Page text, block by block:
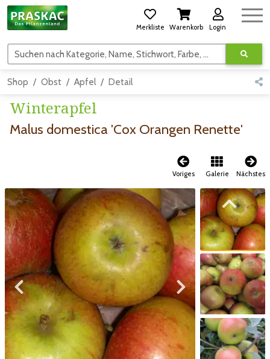
Merkliste Warenkorb Login
Suchen nach Kategorie, Name, Stichwort, Farbe, usw.
Shop Obst Apfel Detail
Winterapfel
Malus domestica 'Cox Orangen Renette'
Voriges Galerie Nächstes
Zum vorigen Bild Zum nächsten Bild
Zum vorigen Bild